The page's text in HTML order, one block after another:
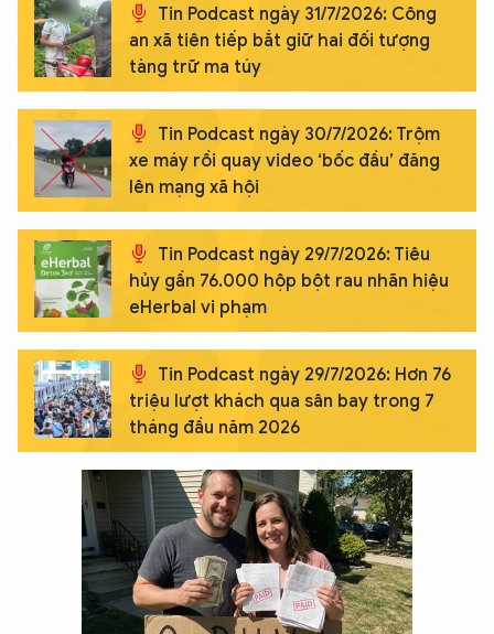
Tin Podcast ngày 31/7/2026: Công
an xã tiên tiếp bắt giữ hai đối tượng
tàng trữ ma túy
Tin Podcast ngày 30/7/2026: Trộm
xe máy rồi quay video ‘bốc đầu’ đăng
lên mạng xã hội
Tin Podcast ngày 29/7/2026: Tiêu
hủy gần 76.000 hộp bột rau nhãn hiệu
eHerbal vi phạm
Tin Podcast ngày 29/7/2026: Hơn 76
triệu lượt khách qua sân bay trong 7
tháng đầu năm 2026